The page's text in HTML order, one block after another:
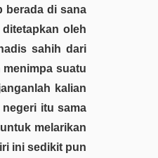
berada di sana
oleh
sahih dari
suatu
kalian
itu sama
melarikan
ini sedikit pun